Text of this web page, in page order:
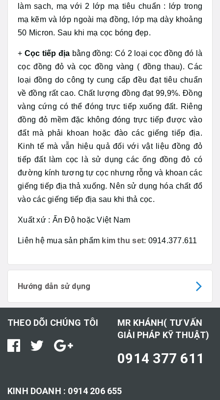
làm sạch, mạ với 2 lớp mạ tiêu chuẩn : lớp trong
mạ kẽm và lớp ngoài mạ đồng, lớp mạ dày khoảng
50 Micron. Sau khi mạ cọc bóng đẹp.
+ Cọc tiếp địa bằng đồng: Có 2 loại cọc đồng đó là
cọc đồng đỏ và cọc đồng vàng ( đồng thau). Các
loại đồng do công ty cung cấp đều đạt tiêu chuẩn
về đồng rất cao. Chất lượng đồng đạt 99,9%. Đồng
vàng cứng có thể đóng trực tiếp xuống đất. Riêng
đồng đỏ mềm đặc không đóng trực tiếp được vào
đất mà phải khoan hoặc đào các giếng tiếp địa.
Kinh tế mà vẫn hiệu quả đối với vật liệu đồng đỏ
tiếp đất làm cọc là sử dụng các ống đồng đỏ có
đường kính tương tự cọc nhưng rỗng và khoan các
giếng tiếp địa thả xuống. Nên sử dụng hóa chất đổ
vào các giếng tiếp địa sau khi thả cọc.
Xuất xứ : Ấn Độ hoặc Việt Nam
Liên hệ mua sản phẩm kim thu set: 0914.377.611
Hướng dẫn sử dụng
THEO DÕI CHÚNG TÔI
MR KHÁNH( TƯ VẤN
GIẢI PHÁP KỸ THUẬT)
0914 377 611
KINH DOANH : 0914 206 655